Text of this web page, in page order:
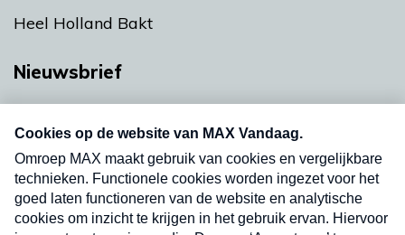
Heel Holland Bakt
Nieuwsbrief
nieuwsbrief. Elke vrijdag- en dinsdagochtend in
uw mailbox.
Verzend